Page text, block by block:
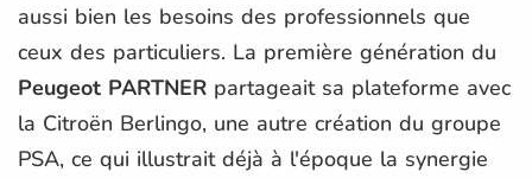
aussi bien les besoins des professionnels que
ceux des particuliers. La première génération du
Peugeot PARTNER partageait sa plateforme avec
la Citroën Berlingo, une autre création du groupe
PSA, ce qui illustrait déjà à l'époque la synergie